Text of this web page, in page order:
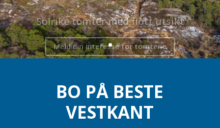
Solrike tomter med flott utsikt
Meld din interesse for tomtene
BO PÅ BESTE
VESTKANT